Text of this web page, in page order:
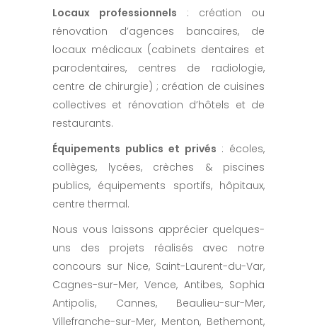
Locaux professionnels : création ou
rénovation d’agences bancaires, de
locaux médicaux (cabinets dentaires et
parodentaires, centres de radiologie,
centre de chirurgie) ; création de cuisines
collectives et rénovation d’hôtels et de
restaurants.
Équipements publics et privés : écoles,
collèges, lycées, crèches & piscines
publics, équipements sportifs, hôpitaux,
centre thermal.
Nous vous laissons apprécier quelques-
uns des projets réalisés avec notre
concours sur Nice, Saint-Laurent-du-Var,
Cagnes-sur-Mer, Vence, Antibes, Sophia
Antipolis, Cannes, Beaulieu-sur-Mer,
Villefranche-sur-Mer, Menton, Bethemont,